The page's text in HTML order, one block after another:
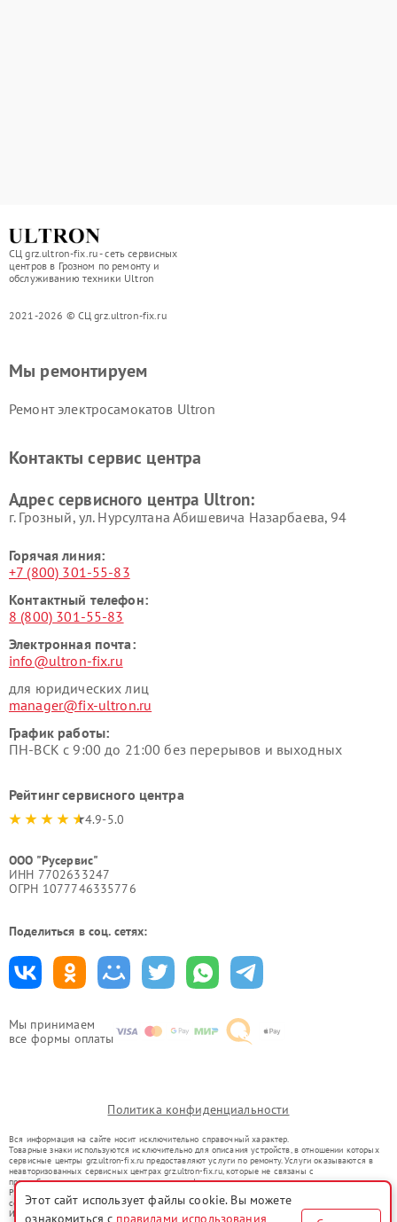
СЦ grz.ultron-fix.ru - сеть сервисных
центров в Грозном по ремонту и
обслуживанию техники Ultron
2021-2026 © СЦ grz.ultron-fix.ru
Мы принимаем
все формы оплаты
Мы ремонтируем
Ремонт электросамокатов Ultron
Контакты сервис центра
Адрес сервисного центра Ultron:
г. Грозный, ул. Нурсултана Абишевича Назарбаева, 94
Горячая линия:
+7 (800) 301-55-83
Контактный телефон:
8 (800) 301-55-83
Электронная почта:
info@ultron-fix.ru
для юридических лиц
manager@fix-ultron.ru
График работы:
ПН-ВСК с 9:00 до 21:00 без перерывов и выходных
Рейтинг сервисного центра
4.9-5.0
ООО "Русервис"
ИНН 7702633247
ОГРН 1077746335776
Поделиться в соц. сетях:
Политика конфиденциальности
Вся информация на сайте носит исключительно справочный характер.
Товарные знаки используются исключительно для описания устройств, в отношении которых
сервисные центры grz.ultron-fix.ru предоставляют услуги по ремонту. Услуги оказываются в
неавторизованных сервисных центрах grz.ultron-fix.ru, которые не связаны с
правообладателями товарных знаков или их официальными представителями.
Ремонт осуществляется для устройств, уже введенных в гражданский оборот в соответствии
со статьей 1487 ГК РФ.
Использование товарных знаков не преследует цели индивидуализации услуг или введения
Этот сайт использует файлы cookie. Вы можете
ознакомиться с правилами использования